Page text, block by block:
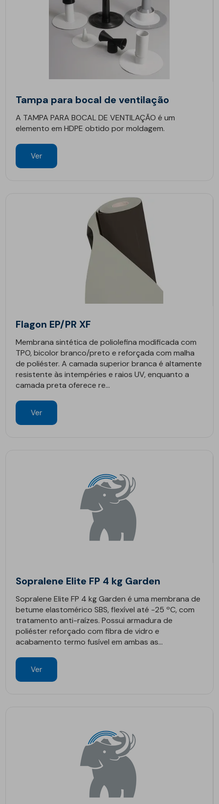
Tampa para bocal de ventilação
A TAMPA PARA BOCAL DE VENTILAÇÃO é um
elemento em HDPE obtido por moldagem.
Ver
Flagon EP/PR XF
Membrana sintética de poliolefina modificada com
TPO, bicolor branco/preto e reforçada com malha
de poliéster. A camada superior branca é altamente
resistente às intempéries e raios UV, enquanto a
camada preta oferece re...
Ver
Sopralene Elite FP 4 kg Garden
Sopralene Elite FP 4 kg Garden é uma membrana de
betume elastomérico SBS, flexível até -25 ºC, com
tratamento anti-raízes. Possui armadura de
poliéster reforçado com fibra de vidro e
acabamento termo fusível em ambas as...
Ver